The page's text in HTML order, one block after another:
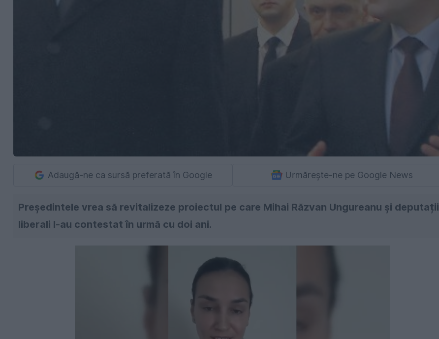
Adaugă-ne ca sursă preferată în Google Urmărește-ne pe Google News
Președintele vrea să revitalizeze proiectul pe care Mihai Răzvan Ungureanu și deputații
liberali l-au contestat în urmă cu doi ani.